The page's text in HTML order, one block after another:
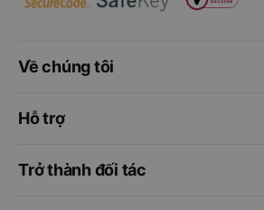
Về chúng tôi
Hỗ trợ
Trở thành đối tác